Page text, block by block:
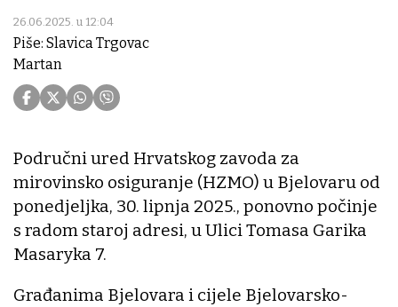
26.06.2025. u 12:04
Piše: Slavica Trgovac
Martan
Područni ured Hrvatskog zavoda za
mirovinsko osiguranje (HZMO) u Bjelovaru od
ponedjeljka, 30. lipnja 2025., ponovno počinje
s radom staroj adresi, u Ulici Tomasa Garika
Masaryka 7.
Građanima Bjelovara i cijele Bjelovarsko-